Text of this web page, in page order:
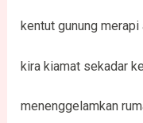
kentut gunung
kira kiamat sekadar
menenggelamkan